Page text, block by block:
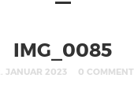
IMG_0085
JANUAR 2023 0 COMMENT